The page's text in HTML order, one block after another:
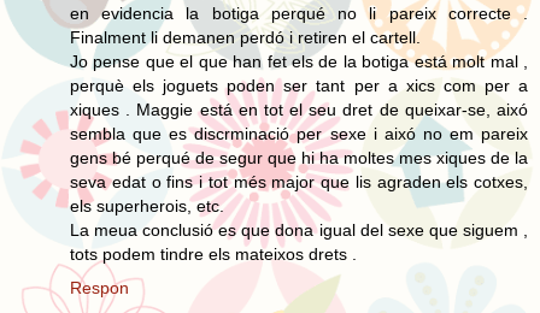
en evidencia la botiga perqué no li pareix correcte .
Finalment li demanen perdó i retiren el cartell.
Jo pense que el que han fet els de la botiga está molt mal ,
perquè els joguets poden ser tant per a xics com per a
xiques . Maggie está en tot el seu dret de queixar-se, aixó
sembla que es discrminació per sexe i aixó no em pareix
gens bé perqué de segur que hi ha moltes mes xiques de la
seva edat o fins i tot més major que lis agraden els cotxes,
els superherois, etc.
La meua conclusió es que dona igual del sexe que siguem ,
tots podem tindre els mateixos drets .
Respon